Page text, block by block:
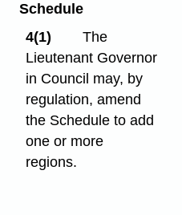
Schedule
4(1)
The
Lieutenant Governor
in Council may, by
regulation, amend
the Schedule to add
one or more
regions.